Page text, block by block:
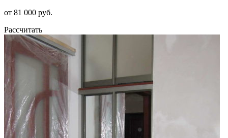
от 81 000 руб.
Рассчитать